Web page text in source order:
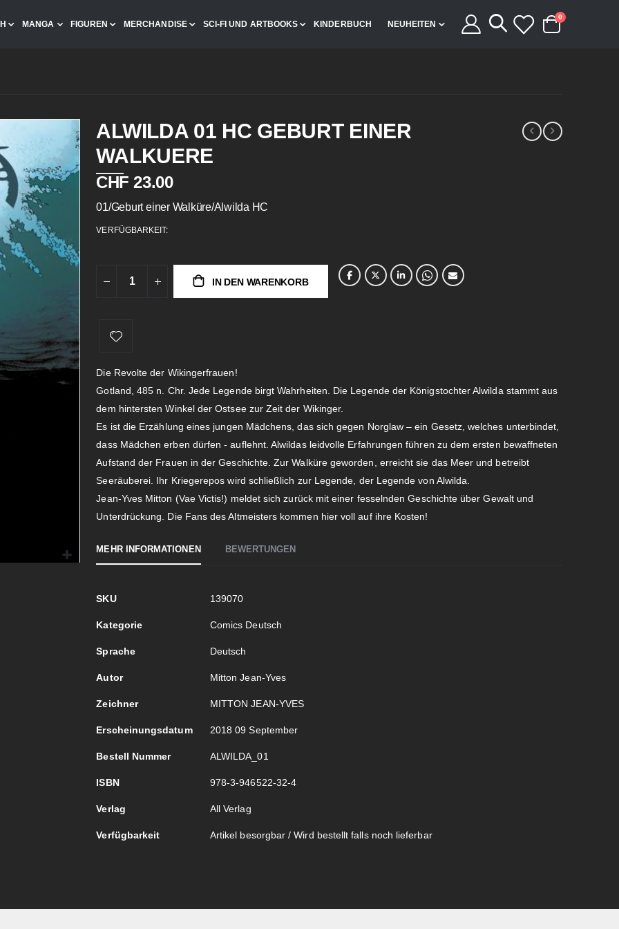
MANGA FIGUREN MERCHANDISE SCI-FI UND ARTBOOKS KINDERBUCH NEUHEITEN
Cart
0 Artikel
ALWILDA 01 HC GEBURT EINER
WALKUERE
CHF 23.00
01/Geburt einer Walküre/Alwilda HC
VERFÜGBARKEIT:
IN DEN WARENKORB
Die Revolte der Wikingerfrauen!
Gotland, 485 n. Chr. Jede Legende birgt Wahrheiten. Die Legende der Königstochter Alwilda stammt aus
dem hintersten Winkel der Ostsee zur Zeit der Wikinger.
Es ist die Erzählung eines jungen Mädchens, das sich gegen Norglaw – ein Gesetz, welches unterbindet,
dass Mädchen erben dürfen - auflehnt. Alwildas leidvolle Erfahrungen führen zu dem ersten bewaffneten
Aufstand der Frauen in der Geschichte. Zur Walküre geworden, erreicht sie das Meer und betreibt
Seeräuberei. Ihr Kriegerepos wird schließlich zur Legende, der Legende von Alwilda.
Jean-Yves Mitton (Vae Victis!) meldet sich zurück mit einer fesselnden Geschichte über Gewalt und
Unterdrückung. Die Fans des Altmeisters kommen hier voll auf ihre Kosten!
MEHR INFORMATIONEN
Mehr
SKU 139070
Kategorie Comics Deutsch
Sprache Deutsch
Autor Mitton Jean-Yves
Zeichner MITTON JEAN-YVES
Erscheinungsdatum 2018 09 September
Bestell Nummer ALWILDA_01
ISBN 978-3-946522-32-4
Verlag All Verlag
Verfügbarkeit Artikel besorgbar / Wird bestellt falls noch lieferbar
BEWERTUNGEN